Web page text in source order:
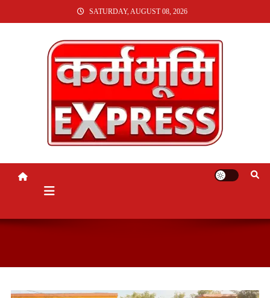
TO
SATURDAY, AUGUST 08, 2026
KARMABHUMI EXPRESS